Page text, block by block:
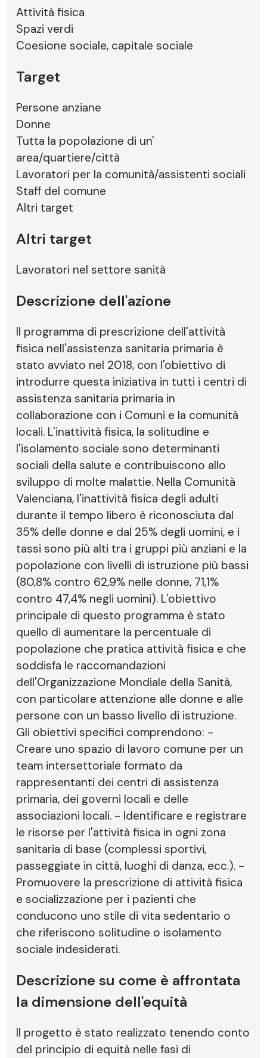
Attività fisica
Spazi verdi
Coesione sociale, capitale sociale
Target
Persone anziane
Donne
Tutta la popolazione di un'
area/quartiere/città
Lavoratori per la comunità/assistenti sociali
Staff del comune
Altri target
Altri target
Lavoratori nel settore sanità
Descrizione dell'azione
Il programma di prescrizione dell'attività
fisica nell'assistenza sanitaria primaria è
stato avviato nel 2018, con l'obiettivo di
introdurre questa iniziativa in tutti i centri di
assistenza sanitaria primaria in
collaborazione con i Comuni e la comunità
locali. L'inattività fisica, la solitudine e
l'isolamento sociale sono determinanti
sociali della salute e contribuiscono allo
sviluppo di molte malattie. Nella Comunità
Valenciana, l'inattività fisica degli adulti
durante il tempo libero è riconosciuta dal
35% delle donne e dal 25% degli uomini, e i
tassi sono più alti tra i gruppi più anziani e la
popolazione con livelli di istruzione più bassi
(80,8% contro 62,9% nelle donne, 71,1%
contro 47,4% negli uomini). L'obiettivo
principale di questo programma è stato
quello di aumentare la percentuale di
popolazione che pratica attività fisica e che
soddisfa le raccomandazioni
dell'Organizzazione Mondiale della Sanità,
con particolare attenzione alle donne e alle
persone con un basso livello di istruzione.
Gli obiettivi specifici comprendono: -
Creare uno spazio di lavoro comune per un
team intersettoriale formato da
rappresentanti dei centri di assistenza
primaria, dei governi locali e delle
associazioni locali. - Identificare e registrare
le risorse per l'attività fisica in ogni zona
sanitaria di base (complessi sportivi,
passeggiate in città, luoghi di danza, ecc.). -
Promuovere la prescrizione di attività fisica
e socializzazione per i pazienti che
conducono uno stile di vita sedentario o
che riferiscono solitudine o isolamento
sociale indesiderati.
Descrizione su come è affrontata
la dimensione dell'equità
Il progetto è stato realizzato tenendo conto
del principio di equità nelle fasi di